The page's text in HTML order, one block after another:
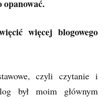
opanować.
więcej blogowego
czyli czytanie i
był moim głównym